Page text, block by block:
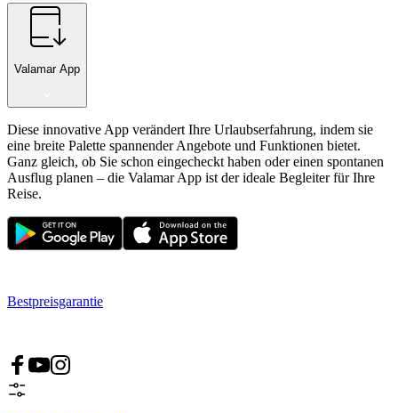
Valamar App
Diese innovative App verändert Ihre Urlaubserfahrung, indem sie
eine breite Palette spannender Angebote und Funktionen bietet.
Ganz gleich, ob Sie schon eingecheckt haben oder einen spontanen
Ausflug planen – die Valamar App ist der ideale Begleiter für Ihre
Reise.
Bestpreisgarantie